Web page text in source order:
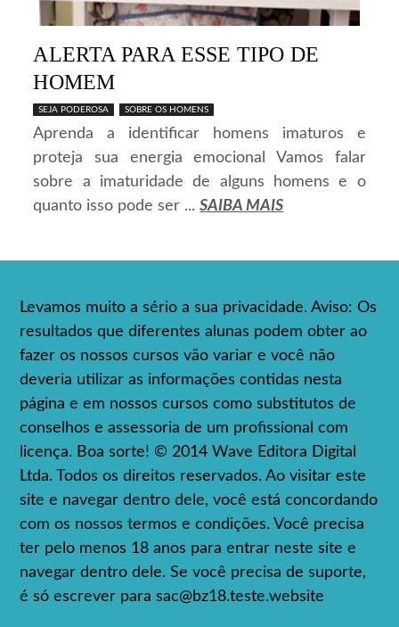
ALERTA PARA ESSE TIPO DE
HOMEM
SEJA PODEROSA SOBRE OS HOMENS
Aprenda a identificar homens imaturos e
proteja sua energia emocional Vamos falar
sobre a imaturidade de alguns homens e o
quanto isso pode ser ...SAIBA MAIS
Levamos muito a sério a sua privacidade. Aviso: Os
resultados que diferentes alunas podem obter ao
fazer os nossos cursos vão variar e você não
deveria utilizar as informações contidas nesta
página e em nossos cursos como substitutos de
conselhos e assessoria de um profissional com
licença. Boa sorte! © 2014 Wave Editora Digital
Ltda. Todos os direitos reservados. Ao visitar este
site e navegar dentro dele, você está concordando
com os nossos termos e condições. Você precisa
ter pelo menos 18 anos para entrar neste site e
navegar dentro dele. Se você precisa de suporte,
é só escrever parasac@bz18.teste.website